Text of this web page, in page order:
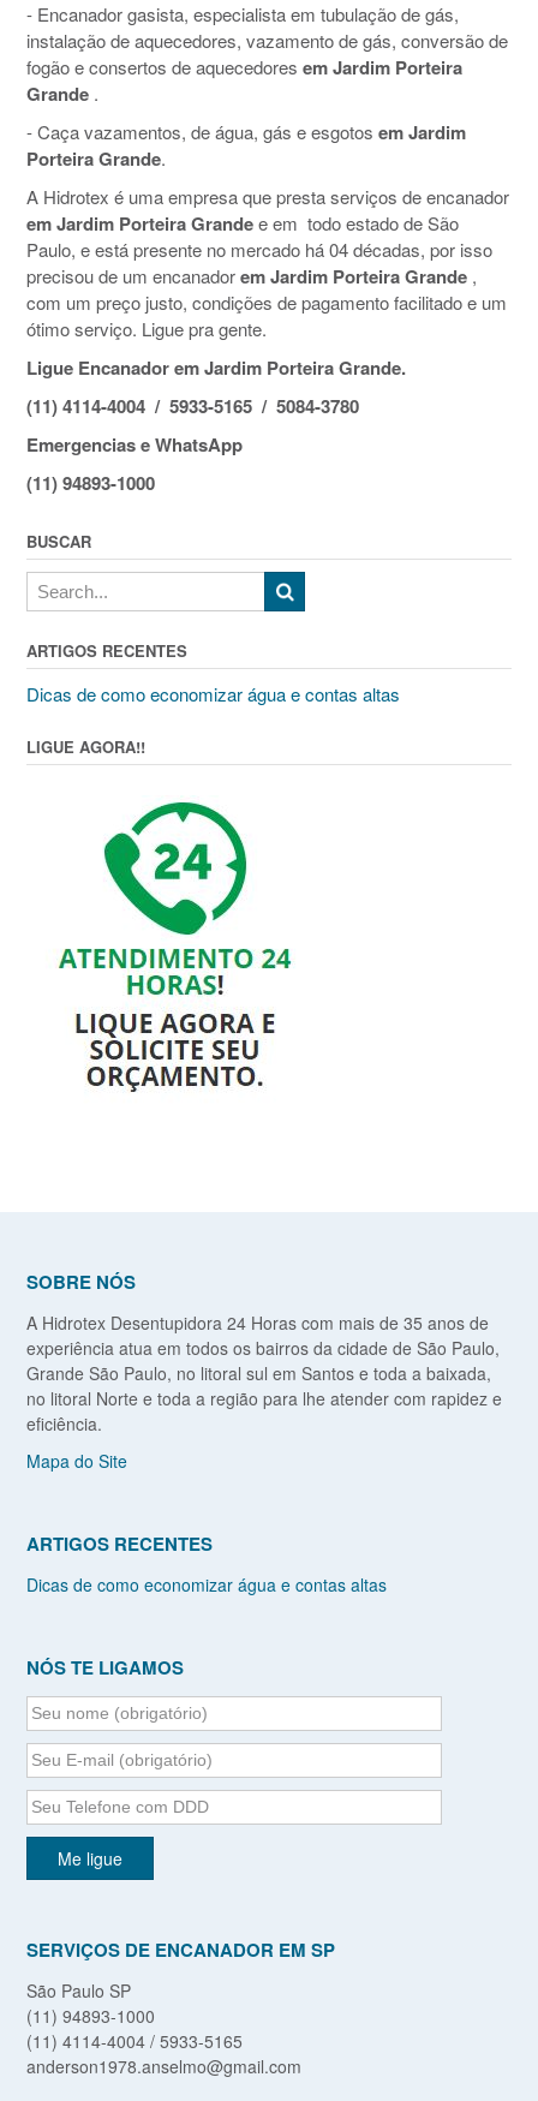
- Encanador gasista, especialista em tubulação de gás,
instalação de aquecedores, vazamento de gás, conversão de
fogão e consertos de aquecedores em Jardim Porteira
Grande .
- Caça vazamentos, de água, gás e esgotos em Jardim
Porteira Grande.
A Hidrotex é uma empresa que presta serviços de encanador
em Jardim Porteira Grandee em todo estado de São
Paulo, e está presente no mercado há 04 décadas, por isso
precisou de um encanadorem Jardim Porteira Grande ,
com um preço justo, condições de pagamento facilitado e um
ótimo serviço. Ligue pra gente.
Ligue Encanador em Jardim Porteira Grande.
(11) 4114-4004 / 5933-5165 / 5084-3780
Emergencias e WhatsApp
(11) 94893-1000
BUSCAR
ARTIGOS RECENTES
Dicas de como economizar água e contas altas
LIGUE AGORA!!
SOBRE NÓS
A Hidrotex Desentupidora 24 Horas com mais de 35 anos de
experiência atua em todos os bairros da cidade de São Paulo,
Grande São Paulo, no litoral sul em Santos e toda a baixada,
no litoral Norte e toda a região para lhe atender com rapidez e
eficiência.
Mapa do Site
ARTIGOS RECENTES
Dicas de como economizar água e contas altas
NÓS TE LIGAMOS
SERVIÇOS DE ENCANADOR EM SP
São Paulo SP
(11) 94893-1000
(11) 4114-4004 / 5933-5165
anderson1978.anselmo@gmail.com